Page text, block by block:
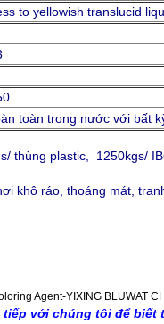
to yellowish translucid
toàn trong nước với bất
thùng plastic, 1250kgs/
khô ráo, thoáng mát,
với chúng tôi để biết